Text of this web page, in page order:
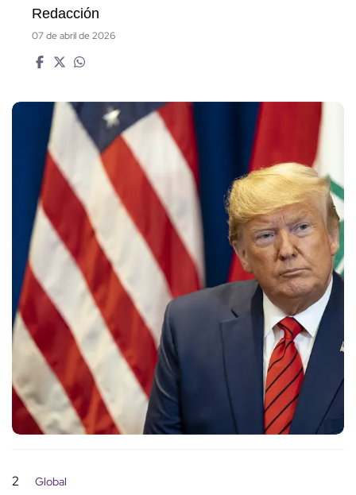
Redacción
07 de abril de 2026
2 Global